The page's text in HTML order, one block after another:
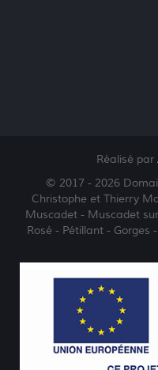
Réalisé par
© 2017 - 2026
Christophe et Thierry
Muscadet - Muscadet
Rosé - Pétillant - Gorges